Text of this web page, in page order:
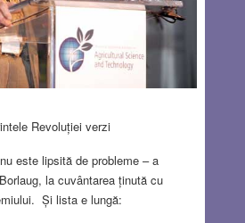
Revoluției verzi
este lipsită de probleme – a
la cuvântarea ținută cu
Și lista e lungă: